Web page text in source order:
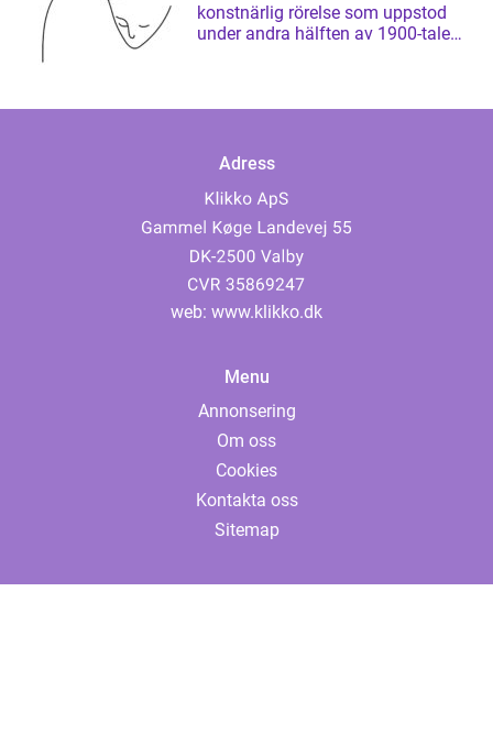
konstnärlig rörelse som uppstod
under andra hälften av 1900-talet
Adress
web: www.klikko.dk
Menu
Annonsering
Om oss
Cookies
Kontakta oss
Sitemap